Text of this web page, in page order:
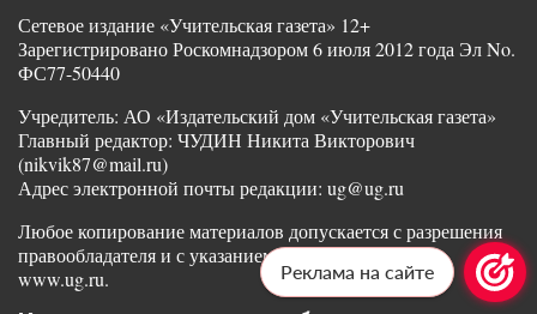
Сетевое издание «Учительская газета» 12+
Зарегистрировано Роскомнадзором 6 июля 2012 года Эл No.
ФС77-50440
Учредитель: АО «Издательский дом «Учительская газета»
Главный редактор: ЧУДИН Никита Викторович
(nikvik87@mail.ru)
Адрес электронной почты редакции: ug@ug.ru
Любое копирование материалов допускается с разрешения
правообладателя и с указанием ссылки на издание
www.ug.ru.
Реклама на сайте